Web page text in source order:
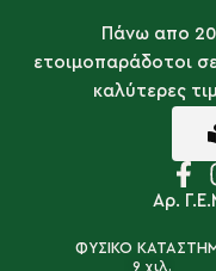
Πάνω απο
ετοιμοπαράδοτοι
καλύτερες
Αρ.
ΦΥΣΙΚΟ
9 χιλ.